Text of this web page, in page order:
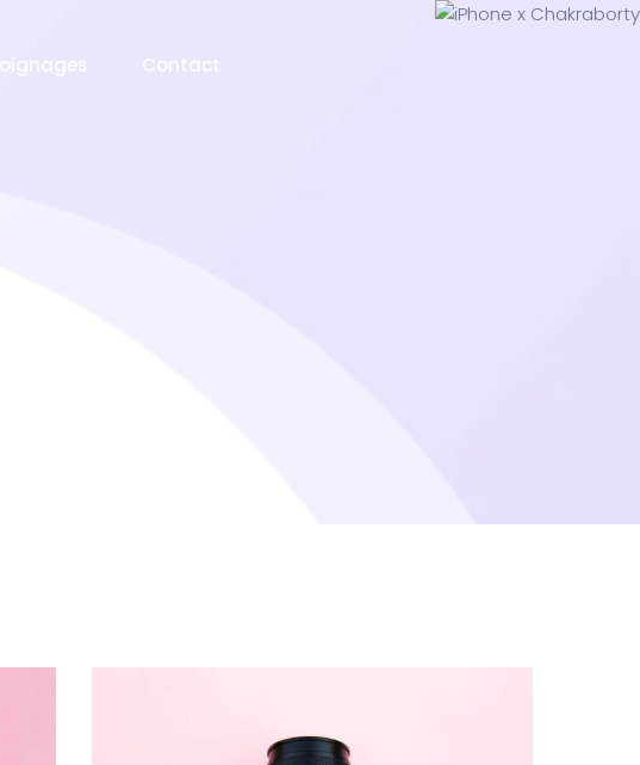
Contact